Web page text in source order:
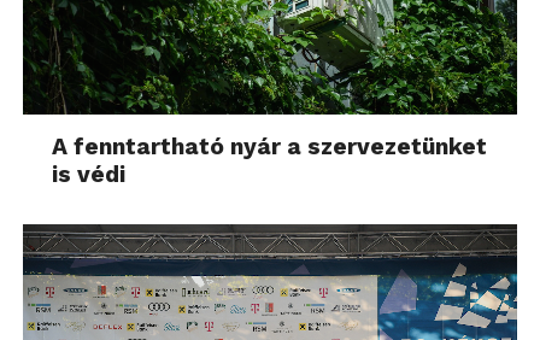
A fenntartható nyár a szervezetünket
is védi